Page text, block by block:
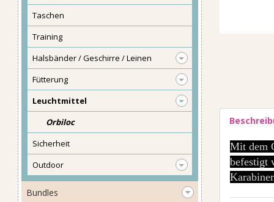
Mit dem
befestigt
Taschen
Training
Halsbänder / Geschirre / Leinen
Fütterung
Leuchtmittel
Orbiloc
Sicherheit
Outdoor
Bundles